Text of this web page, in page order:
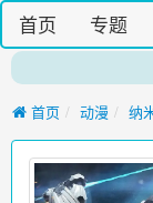
首页 专题
首页 动漫 纳